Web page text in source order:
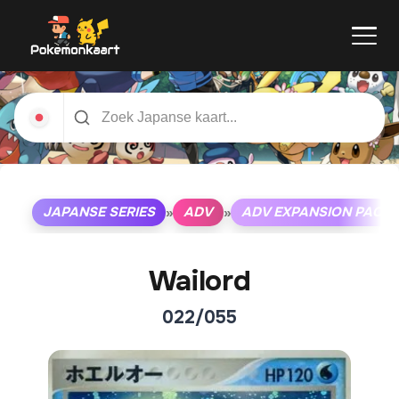
JAPANSE SERIES » ADV » ADV EXPANSION PACK
Wailord
022/055